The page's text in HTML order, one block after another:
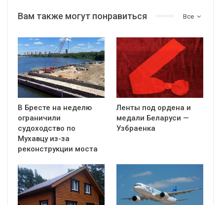
Все
Вам также могут понравиться
В Бресте на неделю
ограничили
судоходство по
Мухавцу из-за
реконструкции моста
Ленты под ордена и
медали Беларуси —
Узбраенка